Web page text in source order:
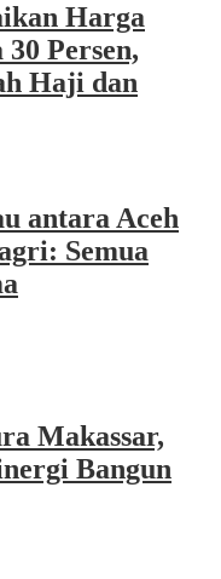
Harga
Persen,
Haji dan
antara Aceh
Semua
Makassar,
Bangun